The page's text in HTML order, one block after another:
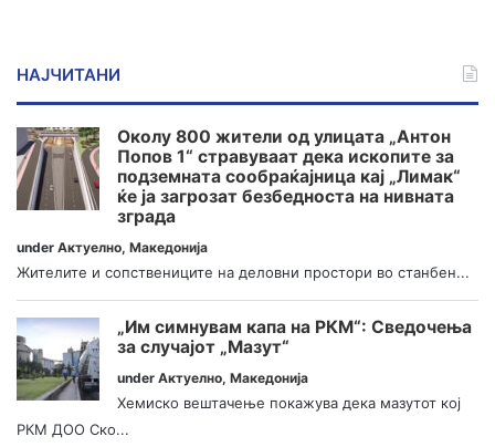
НАЈЧИТАНИ
Околу 800 жители од улицата „Антон
Попов 1“ стравуваат дека ископите за
подземната сообраќајница кај „Лимак“
ќе ја загрозат безбедноста на нивната
зграда
under Актуелно, Македонија
Жителите и сопствениците на деловни простори во станбен...
„Им симнувам капа на РКМ“: Сведочења
за случајот „Мазут“
under Актуелно, Македонија
Хемиско вештачење покажува дека мазутот кој
РКМ ДОО Ско...